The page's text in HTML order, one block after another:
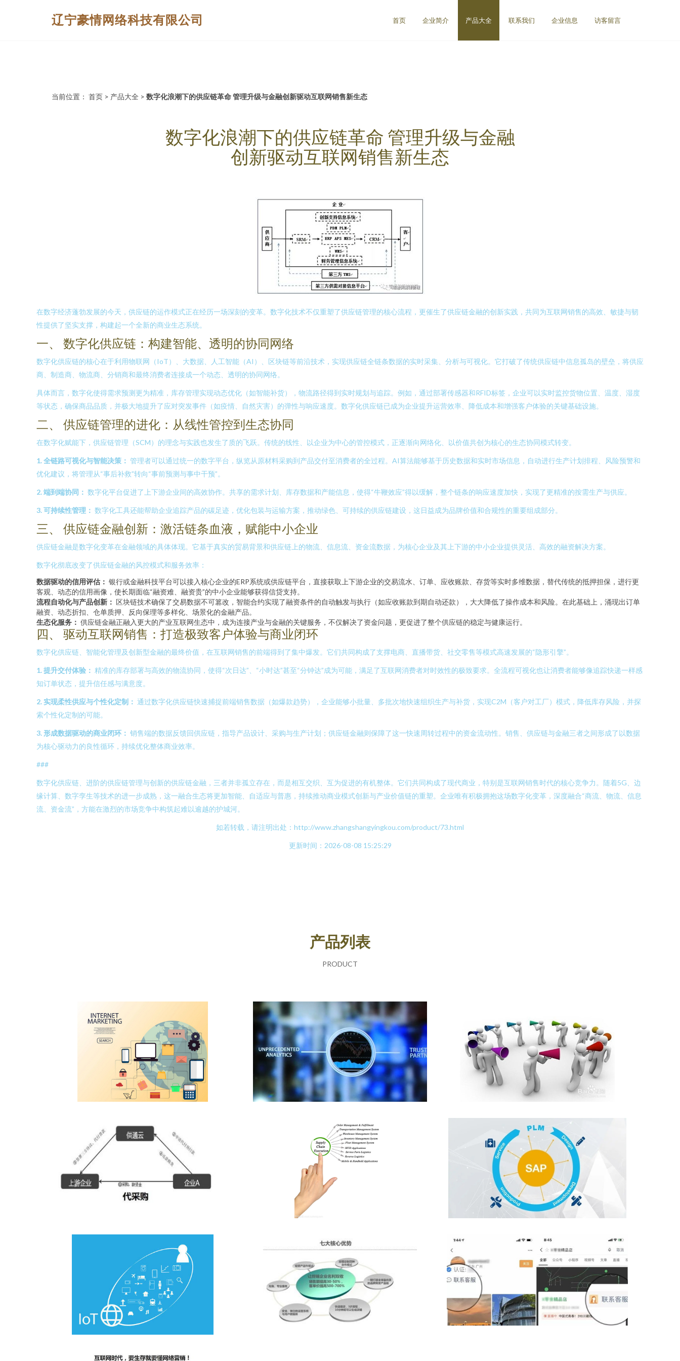
辽宁豪情网络科技有限公司 首页 企业简介 产品大全 联系我们 企业信息 访客留言
当前位置： 首页 > 产品大全 > 数字化浪潮下的供应链革命 管理升级与金融创新驱动互联网销售新生态
数字化浪潮下的供应链革命 管理升级与金融
创新驱动互联网销售新生态
在数字经济蓬勃发展的今天，供应链的运作模式正在经历一场深刻的变革。数字化技术不仅重塑了供应链管理的核心流程，更催生了供应链金融的创新实践，共同为互联网销售的高效、敏捷与韧
性提供了坚实支撑，构建起一个全新的商业生态系统。
一、 数字化供应链：构建智能、透明的协同网络
数字化供应链的核心在于利用物联网（IoT）、大数据、人工智能（AI）、区块链等前沿技术，实现供应链全链条数据的实时采集、分析与可视化。它打破了传统供应链中信息孤岛的壁垒，将供应
商、制造商、物流商、分销商和最终消费者连接成一个动态、透明的协同网络。
具体而言，数字化使得需求预测更为精准，库存管理实现动态优化（如智能补货），物流路径得到实时规划与追踪。例如，通过部署传感器和RFID标签，企业可以实时监控货物位置、温度、湿度
等状态，确保商品品质，并极大地提升了应对突发事件（如疫情、自然灾害）的弹性与响应速度。数字化供应链已成为企业提升运营效率、降低成本和增强客户体验的关键基础设施。
二、 供应链管理的进化：从线性管控到生态协同
在数字化赋能下，供应链管理（SCM）的理念与实践也发生了质的飞跃。传统的线性、以企业为中心的管控模式，正逐渐向网络化、以价值共创为核心的生态协同模式转变。
1. 全链路可视化与智能决策： 管理者可以通过统一的数字平台，纵览从原材料采购到产品交付至消费者的全过程。AI算法能够基于历史数据和实时市场信息，自动进行生产计划排程、风险预警和
优化建议，将管理从“事后补救”转向“事前预测与事中干预”。
2. 端到端协同： 数字化平台促进了上下游企业间的高效协作。共享的需求计划、库存数据和产能信息，使得“牛鞭效应”得以缓解，整个链条的响应速度加快，实现了更精准的按需生产与供应。
3. 可持续性管理： 数字化工具还能帮助企业追踪产品的碳足迹，优化包装与运输方案，推动绿色、可持续的供应链建设，这日益成为品牌价值和合规性的重要组成部分。
三、 供应链金融创新：激活链条血液，赋能中小企业
供应链金融是数字化变革在金融领域的具体体现。它基于真实的贸易背景和供应链上的物流、信息流、资金流数据，为核心企业及其上下游的中小企业提供灵活、高效的融资解决方案。
数字化彻底改变了供应链金融的风控模式和服务效率：
数据驱动的信用评估： 银行或金融科技平台可以接入核心企业的ERP系统或供应链平台，直接获取上下游企业的交易流水、订单、应收账款、存货等实时多维数据，替代传统的抵押担保，进行更
客观、动态的信用画像，使长期面临“融资难、融资贵”的中小企业能够获得信贷支持。
流程自动化与产品创新： 区块链技术确保了交易数据不可篡改，智能合约实现了融资条件的自动触发与执行（如应收账款到期自动还款），大大降低了操作成本和风险。在此基础上，涌现出订单
融资、动态折扣、仓单质押、反向保理等多样化、场景化的金融产品。
生态化服务： 供应链金融正融入更大的产业互联网生态中，成为连接产业与金融的关键服务，不仅解决了资金问题，更促进了整个供应链的稳定与健康运行。
四、 驱动互联网销售：打造极致客户体验与商业闭环
数字化供应链、智能化管理及创新型金融的最终价值，在互联网销售的前端得到了集中爆发。它们共同构成了支撑电商、直播带货、社交零售等模式高速发展的“隐形引擎”。
1. 提升交付体验： 精准的库存部署与高效的物流协同，使得“次日达”、“小时达”甚至“分钟达”成为可能，满足了互联网消费者对时效性的极致要求。全流程可视化也让消费者能够像追踪快递一样感
知订单状态，提升信任感与满意度。
2. 实现柔性供应与个性化定制： 通过数字化供应链快速捕捉前端销售数据（如爆款趋势），企业能够小批量、多批次地快速组织生产与补货，实现C2M（客户对工厂）模式，降低库存风险，并探
索个性化定制的可能。
3. 形成数据驱动的商业闭环： 销售端的数据反馈回供应链，指导产品设计、采购与生产计划；供应链金融则保障了这一快速周转过程中的资金流动性。销售、供应链与金融三者之间形成了以数据
为核心驱动力的良性循环，持续优化整体商业效率。
###
数字化供应链、进阶的供应链管理与创新的供应链金融，三者并非孤立存在，而是相互交织、互为促进的有机整体。它们共同构成了现代商业，特别是互联网销售时代的核心竞争力。随着5G、边
缘计算、数字孪生等技术的进一步成熟，这一融合生态将更加智能、自适应与普惠，持续推动商业模式创新与产业价值链的重塑。企业唯有积极拥抱这场数字化变革，深度融合“商流、物流、信息
流、资金流”，方能在激烈的市场竞争中构筑起难以逾越的护城河。
如若转载，请注明出处：http://www.zhangshangyingkou.com/product/73.html
更新时间：2026-08-08 15:25:29
产品列表
PRODUCT